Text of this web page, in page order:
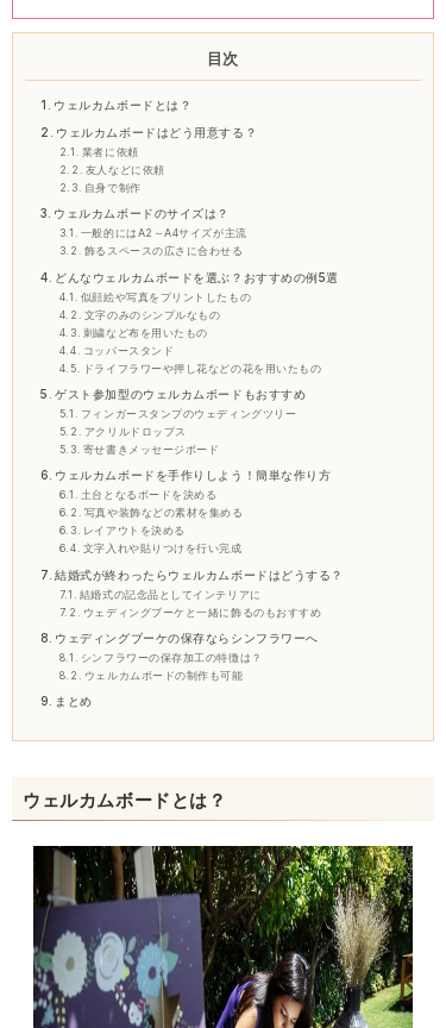
目次
ウェルカムボードとは？
ウェルカムボードはどう用意する？
業者に依頼
友人などに依頼
自身で制作
ウェルカムボードのサイズは？
一般的にはA2～A4サイズが主流
飾るスペースの広さに合わせる
どんなウェルカムボードを選ぶ？おすすめの例5選
似顔絵や写真をプリントしたもの
文字のみのシンプルなもの
刺繍など布を用いたもの
コッパースタンド
ドライフラワーや押し花などの花を用いたもの
ゲスト参加型のウェルカムボードもおすすめ
フィンガースタンプのウェディングツリー
アクリルドロップス
寄せ書きメッセージボード
ウェルカムボードを手作りしよう！簡単な作り方
土台となるボードを決める
写真や装飾などの素材を集める
レイアウトを決める
文字入れや貼りつけを行い完成
結婚式が終わったらウェルカムボードはどうする？
結婚式の記念品としてインテリアに
ウェディングブーケと一緒に飾るのもおすすめ
ウェディングブーケの保存ならシンフラワーへ
シンフラワーの保存加工の特徴は？
ウェルカムボードの制作も可能
まとめ
ウェルカムボードとは？